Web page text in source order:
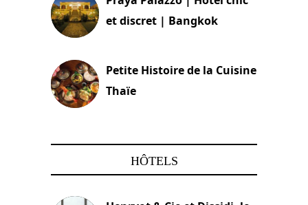
et discret | Bangkok
Petite Histoire de la Cuisine
Thaïe
HÔTELS